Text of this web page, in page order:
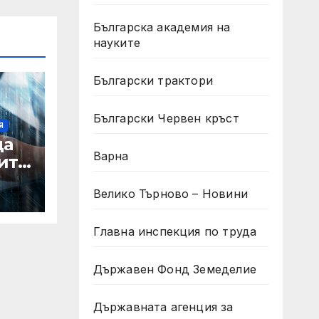
Българска академия на
науките
Български трактори
Български Червен кръст
Варна
Велико Търново – Новини
Главна инспекция по труда
Държавен Фонд Земеделие
Държавната агенция за